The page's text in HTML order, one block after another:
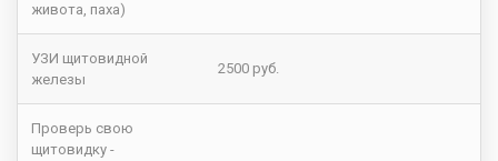
живота, паха)
УЗИ щитовидной
железы
2500 руб.
Проверь свою
щитовидку -